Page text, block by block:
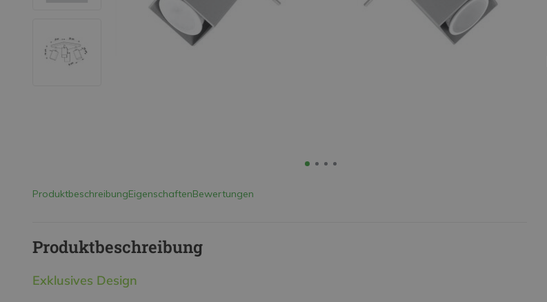
ProduktbeschreibungEigenschaftenBewertungen
Produktbeschreibung
Exklusives Design